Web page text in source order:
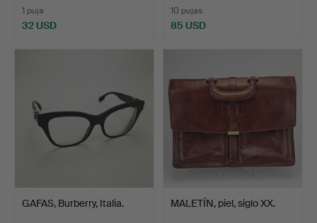
1 puja
32 USD
10 pujas
85 USD
GAFAS, Burberry, Italia. MALETÍN, piel, siglo XX.